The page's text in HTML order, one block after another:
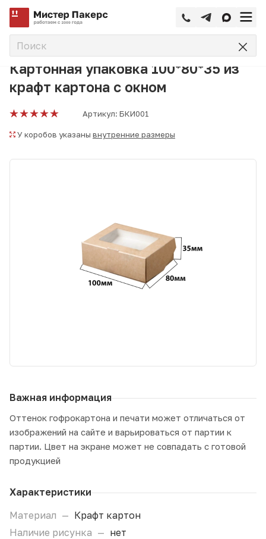
Главная Бумажная
Картонная упаковка 100*80*35 из
крафт картона с окном
Артикул: БКИ001
У коробов указаны внутренние размеры
Важная информация
Оттенок гофрокартона и печати может отличаться от
изображений на сайте и варьироваться от партии к
партии. Цвет на экране может не совпадать с готовой
продукцией
Характеристики
Материал — Крафт картон
Наличие рисунка — нет